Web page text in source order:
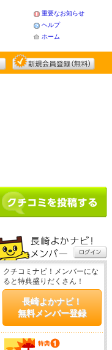
重要なお知らせ
ヘルプ
ホーム
クチコミナビ！メンバーにな
ると特典盛りだくさん！
長崎よかナビ！
無料メンバー登録